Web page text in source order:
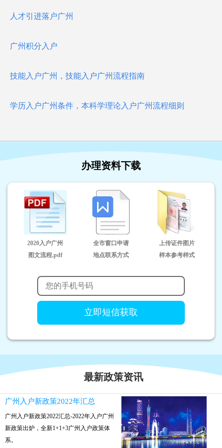
人才引进落户广州
广州积分入户
技能入户广州，技能入户广州流程指南
学历入户广州条件，本科学理论入户广州流程细则
办理资料下载
2020入户广州
图文流程.pdf
全市窗口申请
地点联系方式
上传证件图片
样本参考样式
最新政策资讯
广州入户新政策2022年汇总
广州入户新政策2022汇总-2022年入户广州
新政策出炉，全新1+1+3广州入户政策体
系。